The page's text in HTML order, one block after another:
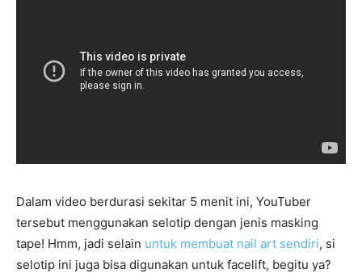
Dalam video berdurasi sekitar 5 menit ini, YouTuber
tersebut menggunakan selotip dengan jenis masking
tape! Hmm, jadi selain untuk membuat nail art sendiri, si
selotip ini juga bisa digunakan untuk facelift, begitu ya?